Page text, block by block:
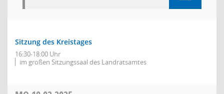
Sitzung des Kreistages
16:30-18:00 Uhr
im großen Sitzungssaal des Landratsamtes